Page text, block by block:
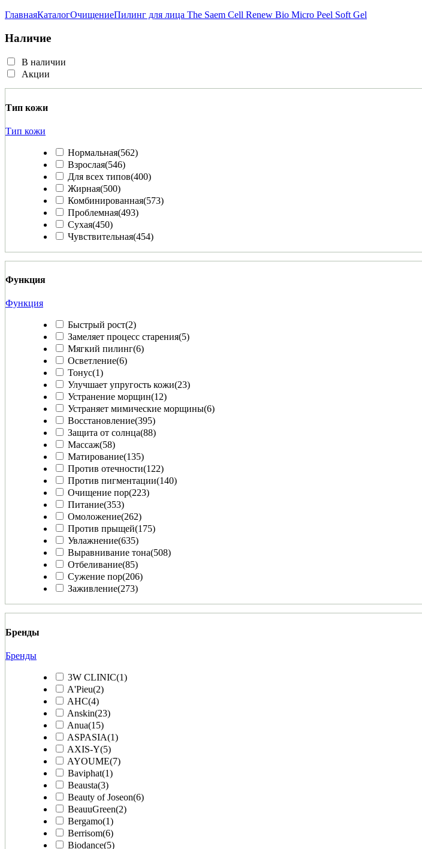
ГлавнаяКаталогОчищениеПилинг для лица The Saem Cell Renew Bio Micro Peel Soft Gel
Наличие
В наличии
Акции
Тип кожи
Тип кожи
Нормальная(562)
Взрослая(546)
Для всех типов(400)
Жирная(500)
Комбинированная(573)
Проблемная(493)
Сухая(450)
Чувствительная(454)
Функция
Функция
Быстрый рост(2)
Замеляет процесс старения(5)
Мягкий пилинг(6)
Осветление(6)
Тонус(1)
Улучшает упругость кожи(23)
Устранение морщин(12)
Устраняет мимические морщины(6)
Восстановление(395)
Защита от солнца(88)
Массаж(58)
Матирование(135)
Против отечности(122)
Против пигментации(140)
Очищение пор(223)
Питание(353)
Омоложение(262)
Против прыщей(175)
Увлажнение(635)
Выравнивание тона(508)
Отбеливание(85)
Сужение пор(206)
Заживление(273)
Бренды
Бренды
3W CLINIC(1)
A'Pieu(2)
AHC(4)
Anskin(23)
Anua(15)
ASPASIA(1)
AXIS-Y(5)
AYOUME(7)
Baviphat(1)
Beausta(3)
Beauty of Joseon(6)
BeauuGreen(2)
Bergamo(1)
Berrisom(6)
Biodance(5)